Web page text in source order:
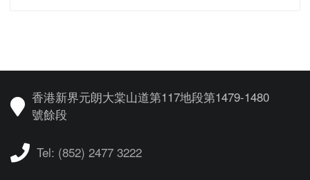
香港新界元朗大棠山道第117地段第1479-1480
號餘段
Tel: (852) 2477 3222